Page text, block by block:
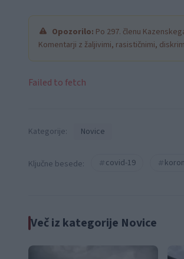
Opozorilo: Po 297. členu
Komentarji z žaljivimi, rasističnimi,
Failed to fetch
Kategorije: Novice
Ključne besede: covid-19
Več iz kategorije Novice